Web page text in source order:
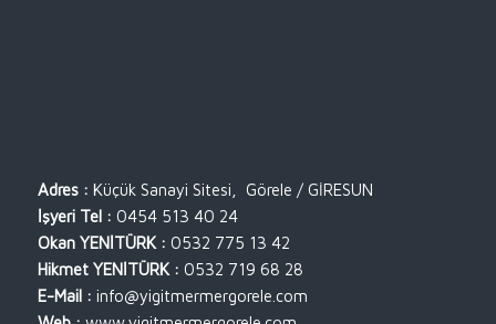
Adres : Küçük Sanayi Sitesi, Görele / GİRESUN
İşyeri Tel : 0454 513 40 24
Okan YENİTÜRK : 0532 775 13 42
Hikmet YENİTÜRK : 0532 719 68 28
E-Mail : info@yigitmermergorele.com